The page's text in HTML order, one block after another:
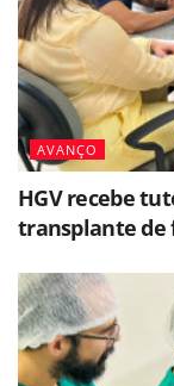
AVANÇO
HGV recebe
transplante de